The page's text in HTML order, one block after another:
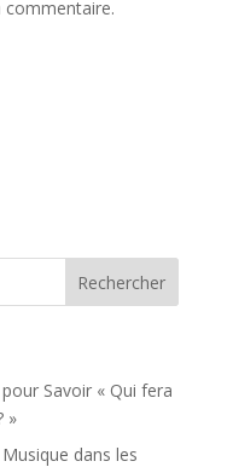
Savoir « Qui fera
»
dans les